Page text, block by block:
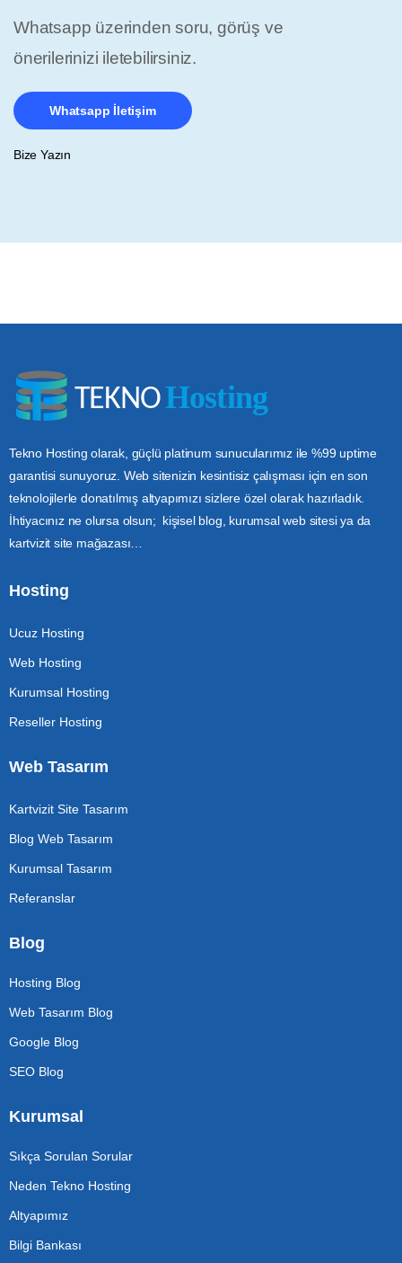
Whatsapp üzerinden soru, görüş ve
önerilerinizi iletebilirsiniz.
Whatsapp İletişim
Bize Yazın
Tekno Hosting olarak, güçlü platinum sunucularımız ile %99 uptime
garantisi sunuyoruz. Web sitenizin kesintisiz çalışması için en son
teknolojilerle donatılmış altyapımızı sizlere özel olarak hazırladık.
İhtiyacınız ne olursa olsun; kişisel blog, kurumsal web sitesi ya da
kartvizit site mağazası…
Hosting
Ucuz Hosting
Web Hosting
Kurumsal Hosting
Reseller Hosting
Web Tasarım
Kartvizit Site Tasarım
Blog Web Tasarım
Kurumsal Tasarım
Referanslar
Blog
Hosting Blog
Web Tasarım Blog
Google Blog
SEO Blog
Kurumsal
Sıkça Sorulan Sorular
Neden Tekno Hosting
Altyapımız
Bilgi Bankası